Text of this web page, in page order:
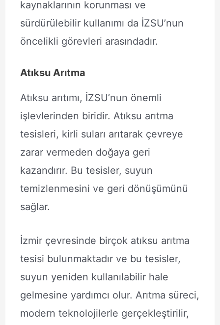
kaynaklarının korunması ve
sürdürülebilir kullanımı da İZSU’nun
öncelikli görevleri arasındadır.
Atıksu Arıtma
Atıksu arıtımı, İZSU’nun önemli
işlevlerinden biridir. Atıksu arıtma
tesisleri, kirli suları arıtarak çevreye
zarar vermeden doğaya geri
kazandırır. Bu tesisler, suyun
temizlenmesini ve geri dönüşümünü
sağlar.
İzmir çevresinde birçok atıksu arıtma
tesisi bulunmaktadır ve bu tesisler,
suyun yeniden kullanılabilir hale
gelmesine yardımcı olur. Arıtma süreci,
modern teknolojilerle gerçekleştirilir,